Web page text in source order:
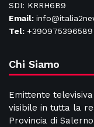
SDI: KRRH6B9
Email:
Tel: +390975396589
Chi Siamo
Emittente
visibile in tutta la
Provincia di